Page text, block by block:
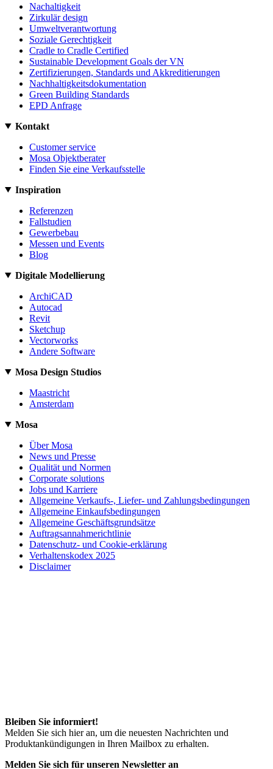
Nachaltigkeit
Zirkulär design
Umweltverantwortung
Soziale Gerechtigkeit
Cradle to Cradle Certified
Sustainable Development Goals der VN
Zertifizierungen, Standards und Akkreditierungen
Nachhaltigkeitsdokumentation
Green Building Standards
EPD Anfrage
Kontakt
Customer service
Mosa Objektberater
Finden Sie eine Verkaufsstelle
Inspiration
Referenzen
Fallstudien
Gewerbebau
Messen und Events
Blog
Digitale Modellierung
ArchiCAD
Autocad
Revit
Sketchup
Vectorworks
Andere Software
Mosa Design Studios
Maastricht
Amsterdam
Mosa
Über Mosa
News und Presse
Qualität und Normen
Corporate solutions
Jobs und Karriere
Allgemeine Verkaufs-, Liefer- und Zahlungsbedingungen
Allgemeine Einkaufsbedingungen
Allgemeine Geschäftsgrundsätze
Auftragsannahmerichtlinie
Datenschutz- und Cookie-erklärung
Verhaltenskodex 2025
Disclaimer
Bleiben Sie informiert!
Melden Sie sich hier an, um die neuesten Nachrichten und
Produktankündigungen in Ihren Mailbox zu erhalten.
Melden Sie sich für unseren Newsletter an